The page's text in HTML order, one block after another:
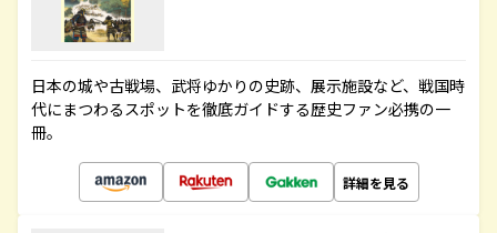
日本の城や古戦場、武将ゆかりの史跡、展示施設など、戦国時
代にまつわるスポットを徹底ガイドする歴史ファン必携の一
冊。
詳細を見る